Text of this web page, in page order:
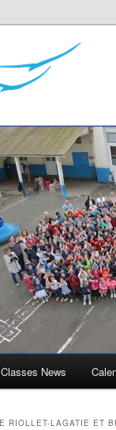
Classes News
RIOLLET-LAGATIE ET